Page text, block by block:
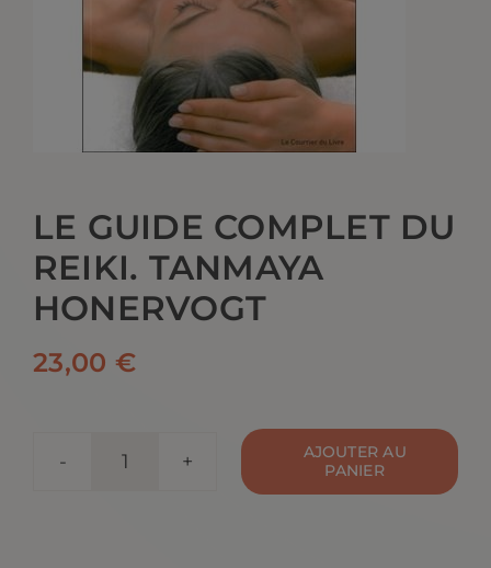
LE GUIDE COMPLET DU
REIKI. TANMAYA
HONERVOGT
23,00€
quantité
AJOUTER AU
PANIER